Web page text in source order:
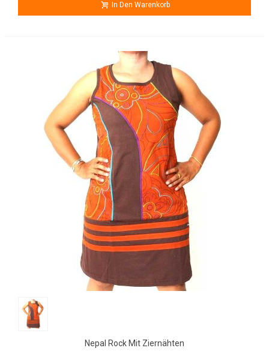
In Den Warenkorb
Nepal Rock Mit Ziernähten